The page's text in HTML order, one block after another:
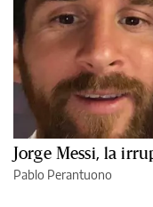
Jorge Messi, la
Pablo Perantuono